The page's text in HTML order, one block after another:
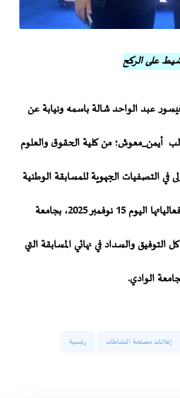
على الركح
عبد الواحد شالة باسمه ونيابة عن
أيمن_معوش؛ من كلية الحقوق والعلوم
في التصفيات الجهوية للمسابقة الوطنية
التي أقيمت فعالياتها اليوم 15 نوفمبر 2025، بجامعة
التوفيق والسداد في نهائي المسابقة التي
إعلانات مصلحة النشاطات رئيسية